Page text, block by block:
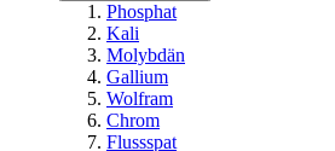
Phosphat
Kali
Molybdän
Gallium
Wolfram
Chrom
Flussspat